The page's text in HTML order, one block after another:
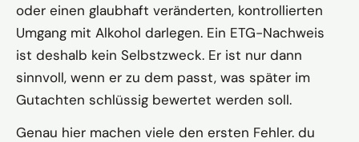
oder einen glaubhaft veränderten, kontrollierten
Umgang mit Alkohol darlegen. Ein ETG-Nachweis
ist deshalb kein Selbstzweck. Er ist nur dann
sinnvoll, wenn er zu dem passt, was später im
Gutachten schlüssig bewertet werden soll.
Genau hier machen viele den ersten Fehler. du